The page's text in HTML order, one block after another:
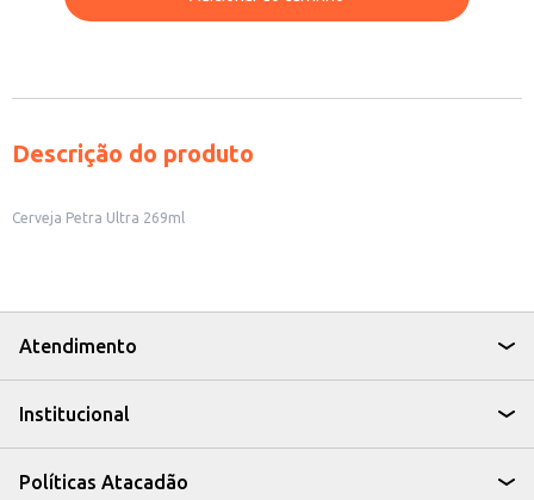
Descrição do produto
Cerveja Petra Ultra 269ml
Atendimento
Institucional
Políticas Atacadão